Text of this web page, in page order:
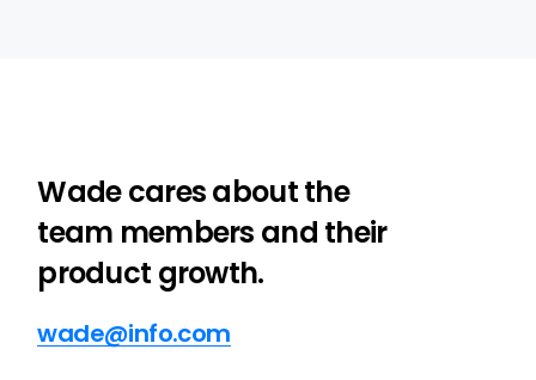
Wade cares about the
team members and their
product growth.
wade@info.com